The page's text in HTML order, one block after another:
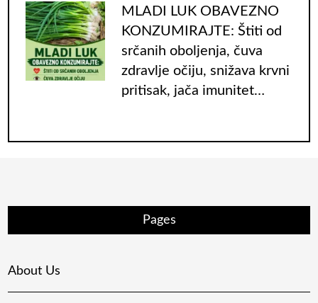
MLADI LUK OBAVEZNO
KONZUMIRAJTE: Štiti od
srčanih oboljenja, čuva
zdravlje očiju, snižava krvni
pritisak, jača imunitet…
Pages
About Us